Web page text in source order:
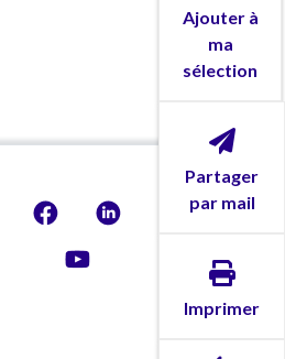
Ajouter à
ma
sélection
Partager
par mail
Imprimer